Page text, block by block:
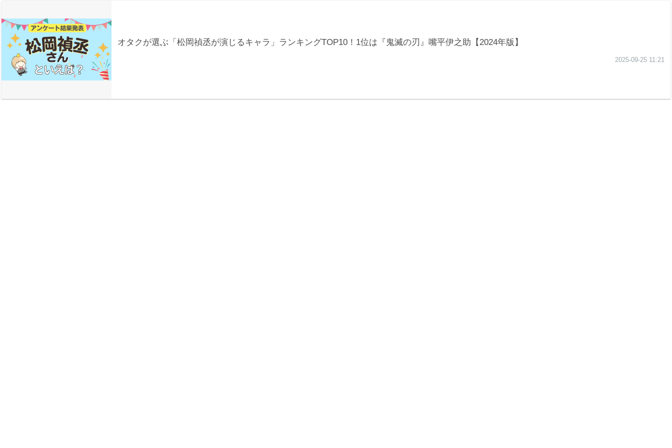
オタクが選ぶ「松岡禎丞が演じるキャラ」ランキングTOP10！1位は『鬼滅の刃』嘴平伊之助【2024年版】
2025-09-25 11:21